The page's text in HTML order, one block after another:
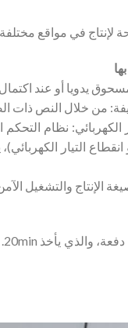
في مواقع
الكهربائي: نظام
انقطاع التيار